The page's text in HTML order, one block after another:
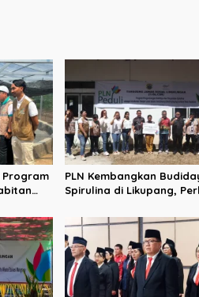
Program
PLN Kembangkan
Spirulina di Likupang,
Masyarakat
Kader PDI Perjuangan
Hadirkan Ramlan Ifran
Dapil Girian-Mandidir